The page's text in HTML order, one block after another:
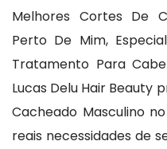
Melhores Cortes De
Perto De Mim,
Tratamento Para
Lucas Delu Hair Beauty
Cacheado Masculino
reais necessidades de